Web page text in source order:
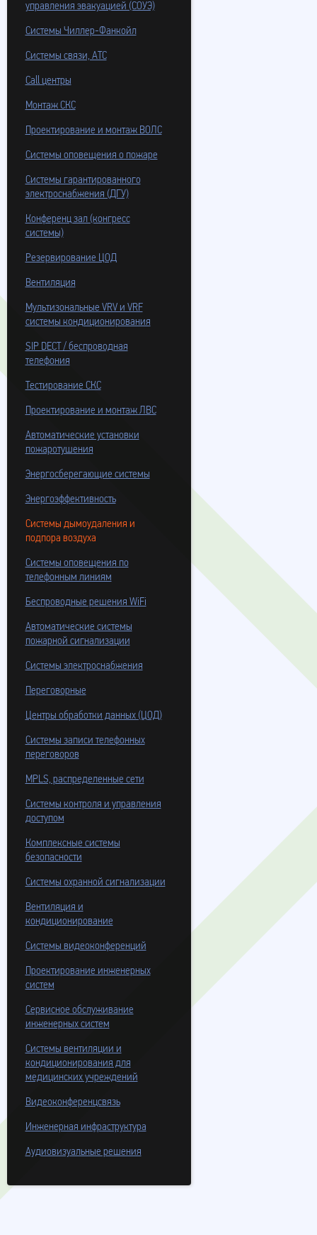
управления эвакуацией (СОУЭ)
Системы Чиллер-Фанкойл
Системы связи, АТС
Call центры
Монтаж СКС
Проектирование и монтаж ВОЛС
Системы оповещения о пожаре
Системы гарантированного
электроснабжения (ДГУ)
Конференц зал (конгресс
системы)
Резервирование ЦОД
Вентиляция
Мультизональные VRV и VRF
системы кондиционирования
SIP DECT / беспроводная
телефония
Тестирование СКС
Проектирование и монтаж ЛВС
Автоматические установки
пожаротушения
Энергосберегающие системы
Энергоэффективность
Системы дымоудаления и
подпора воздуха
Системы оповещения по
телефонным линиям
Беспроводные решения WiFi
Автоматические системы
пожарной сигнализации
Системы электроснабжения
Переговорные
Центры обработки данных (ЦОД)
Системы записи телефонных
переговоров
MPLS, распределенные сети
Системы контроля и управления
доступом
Комплексные системы
безопасности
Системы охранной сигнализации
Вентиляция и
кондиционирование
Системы видеоконференций
Проектирование инженерных
систем
Сервисное обслуживание
инженерных систем
Системы вентиляции и
кондиционирования для
медицинских учреждений
Видеоконференцсвязь
Инженерная инфраструктура
Аудиовизуальные решения